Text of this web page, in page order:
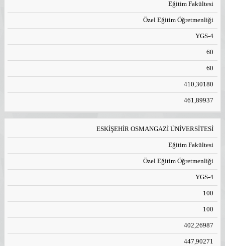
Eğitim Fakültesi
Özel Eğitim Öğretmenliği
YGS-4
60
60
410,30180
461,89937
ESKİŞEHİR OSMANGAZİ ÜNİVERSİTESİ
Eğitim Fakültesi
Özel Eğitim Öğretmenliği
YGS-4
100
100
402,26987
447,90271